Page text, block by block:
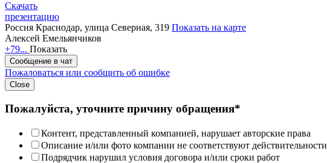
Скачать
презентацию
Россия Краснодар, улица Северная, 319 Показать на карте
Алексей Емельянчиков
+79... Показать
Сообщение в чат
Пожаловаться или сообщить об ошибке
Close
Пожалуйста, уточните причину обращения*
Контент, представленный компанией, нарушает авторские права
Описание и/или фото компании не соответствуют действительности
Подрядчик нарушил условия договора и/или сроки работ